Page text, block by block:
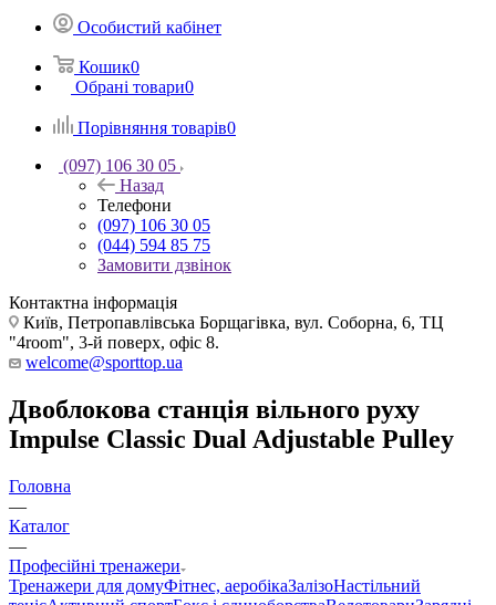
Особистий кабінет
Кошик0
Обрані товари0
Порівняння товарів0
(097) 106 30 05
Назад
Телефони
(097) 106 30 05
(044) 594 85 75
Замовити дзвінок
Контактна інформація
Київ, Петропавлівська Борщагівка, вул. Соборна, 6, ТЦ
"4room", 3-й поверх, офіс 8.
welcome@sporttop.ua
Двоблокова станція вільного руху
Impulse Classic Dual Adjustable Pulley
Головна
—
Каталог
—
Професійні тренажери
Тренажери для домуФітнес, аеробікаЗалізоНастільний